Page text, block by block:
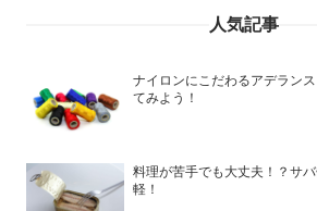
人気記事
ナイロンにこだわるアデラン
てみよう！
料理が苦手でも大丈夫！？サ
軽！